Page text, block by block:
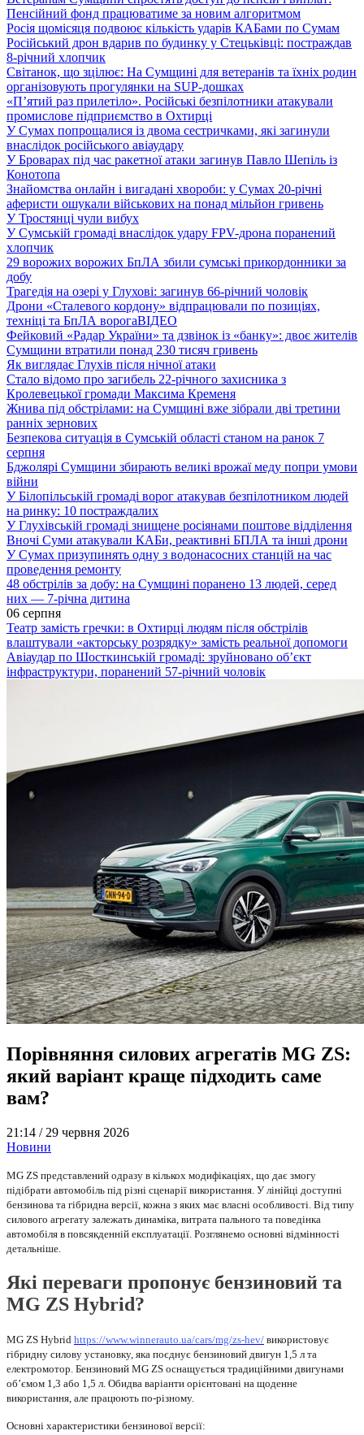
Пенсійний фонд працюватиме за новим алгоритмом
Росія щомісяця подвоює кількість ударів КАБами по Сумам
Російський дрон вдарив по будинку у Стецьківці: постраждав
8-річний хлопчик
Світанок, що зцілює: На Сумщині для ветеранів та їхніх родин
організовують прогулянки на SUP-дошках
«П’ятий раз прилетіло». Російські безпілотники атакували
промислове підприємство в Охтирці
У Сумах попрощалися із двома сестричками, які загинули
внаслідок російського авіаудару
У Броварах під час ракетної атаки загинув Павло Шепіль із
Конотопа
Знайомства онлайн і вигадані хвороби: у Сумах 20-річні
аферисти ошукали військових на понад мільйон гривень
У Тростянці чули вибух
У Сумській громаді внаслідок удару FPV-дрона поранений
хлопчик
29 ворожих ворожих БпЛА збили сумські прикордонники за
добу
Трагедія на озері у Глухові: загинув 66-річний чоловік
Дрони «Сталевого кордону» відпрацювали по позиціях,
техніці та БпЛА ворогаВІДЕО
Фейковий «Радар України» та дзвінок із «банку»: двоє жителів
Сумщини втратили понад 230 тисяч гривень
Як виглядає Глухів після нічної атаки
Стало відомо про загибель 22-річного захисника з
Кролевецької громади Максима Кременя
Жнива під обстрілами: на Сумщині вже зібрали дві третини
ранніх зернових
Безпекова ситуація в Сумській області станом на ранок 7
серпня
Бджолярі Сумщини збирають великі врожаї меду попри умови
війни
У Білопільській громаді ворог атакував безпілотником людей
на ринку: 10 постраждалих
У Глухівській громаді знищене росіянами поштове відділення
Вночі Суми атакували КАБи, реактивні БПЛА та інші дрони
У Сумах призупинять одну з водонасосних станцій на час
проведення ремонту
48 обстрілів за добу: на Сумщині поранено 13 людей, серед
них — 7-річна дитина
06 серпня
Театр замість гречки: в Охтирці людям після обстрілів
влаштували «акторську розрядку» замість реальної допомоги
Авіаудар по Шосткинській громаді: зруйновано об’єкт
інфраструктури, поранений 57-річний чоловік
Порівняння силових агрегатів MG ZS:
який варіант краще підходить саме
вам?
21:14 / 29 червня 2026
Новини
MG ZS представлений одразу в кількох модифікаціях, що дає змогу
підібрати автомобіль під різні сценарії використання. У лінійці доступні
бензинова та гібридна версії, кожна з яких має власні особливості. Від типу
силового агрегату залежать динаміка, витрата пального та поведінка
автомобіля в повсякденній експлуатації. Розглянемо основні відмінності
детальніше.
Які переваги пропонує бензиновий та
MG ZS Hybrid?
MG ZS Hybrid https://www.winnerauto.ua/cars/mg/zs-hev/ використовує
гібридну силову установку, яка поєднує бензиновий двигун 1,5 л та
електромотор. Бензиновий MG ZS оснащується традиційними двигунами
об’ємом 1,3 або 1,5 л. Обидва варіанти орієнтовані на щоденне
використання, але працюють по-різному.
Основні характеристики бензинової версії: